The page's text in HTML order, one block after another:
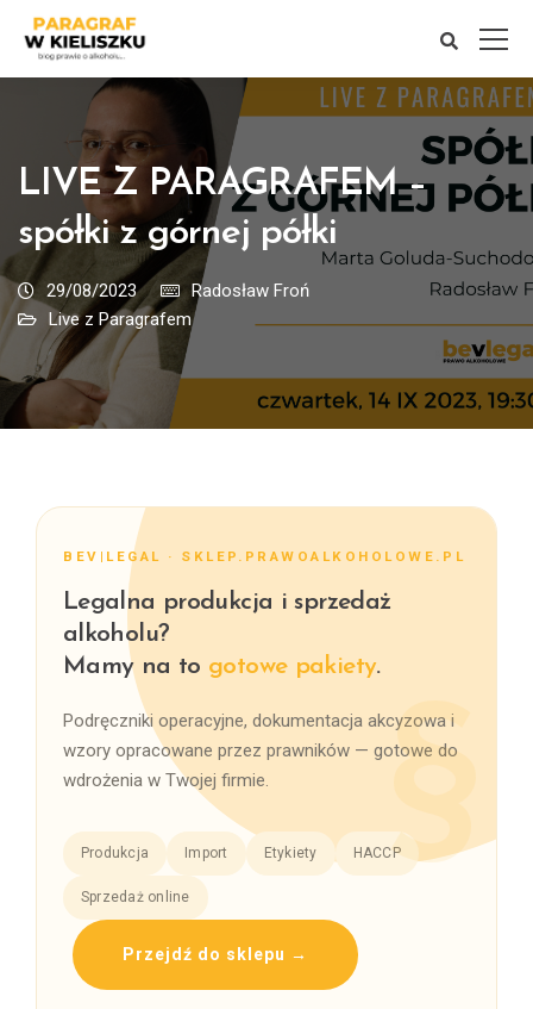
LIVE Z PARAGRAFEM –
spółki z górnej półki
29/08/2023
Radosław Froń
Live z Paragrafem
BEV|LEGAL · SKLEP.PRAWOALKOHOLOWE.PL
Legalna produkcja i sprzedaż
alkoholu?
Mamy na to gotowe pakiety.
Podręczniki operacyjne, dokumentacja akcyzowa i
wzory opracowane przez prawników — gotowe do
wdrożenia w Twojej firmie.
Produkcja Import Etykiety HACCP
Sprzedaż online
Przejdź do sklepu →